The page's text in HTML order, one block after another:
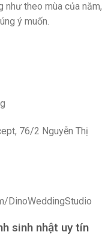
như theo mùa của năm,
ý muốn.
76/2 Nguyễn Thị
DinoWeddingStudio
sinh nhật uy tín